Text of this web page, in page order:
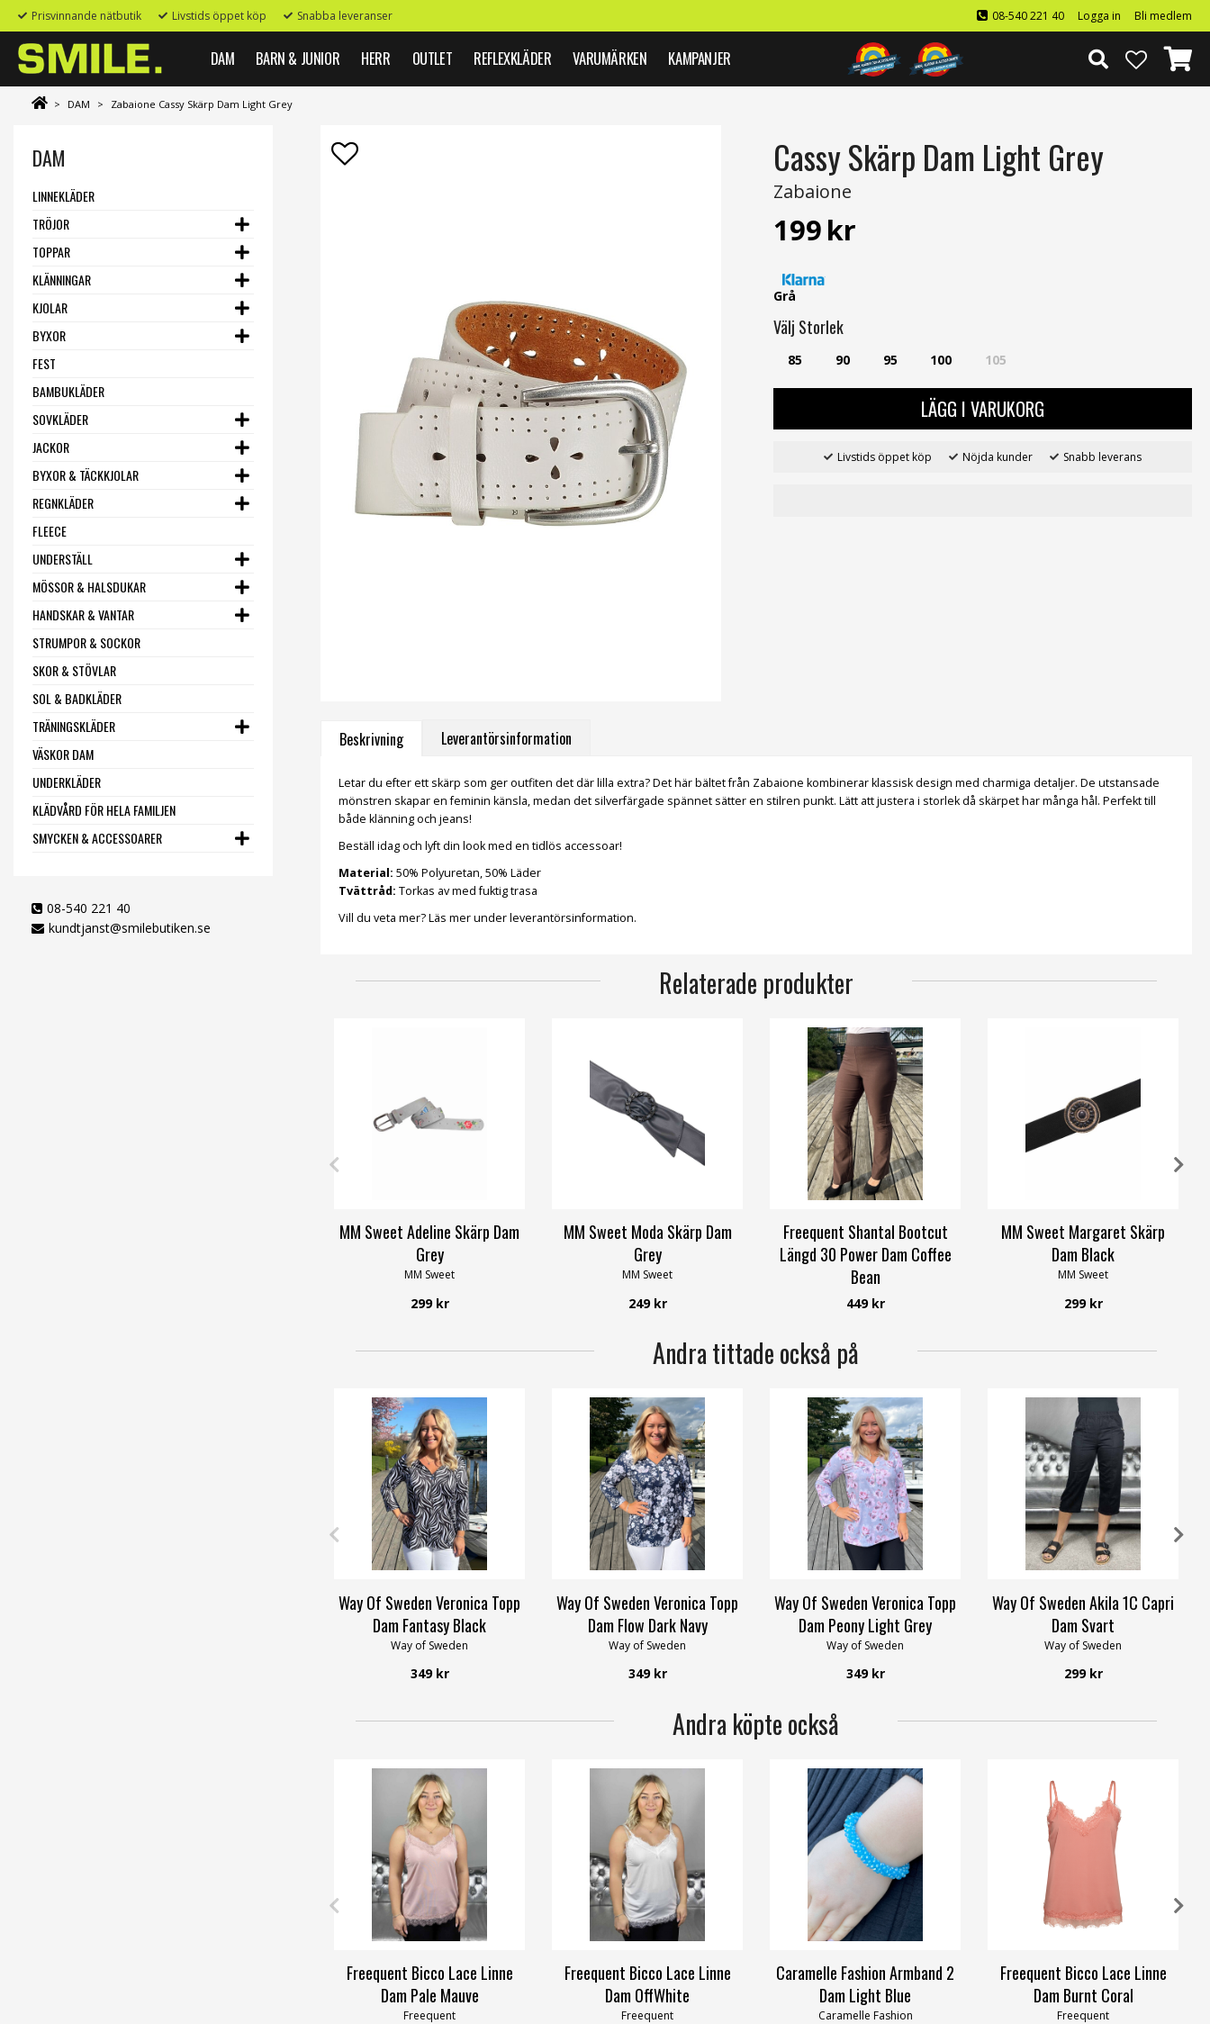
Prisvinnande nätbutik Livstids öppet köp Snabba leveranser 08-540 221 40 Logga in Bli medlem
DAM BARN & JUNIOR HERR OUTLET REFLEXKLÄDER VARUMÄRKEN KAMPANJER
> DAM > Zabaione Cassy Skärp Dam Light Grey
DAM
LINNEKLÄDER
TRÖJOR
TOPPAR
KLÄNNINGAR
KJOLAR
BYXOR
FEST
BAMBUKLÄDER
SOVKLÄDER
JACKOR
BYXOR & TÄCKKJOLAR
REGNKLÄDER
FLEECE
UNDERSTÄLL
MÖSSOR & HALSDUKAR
HANDSKAR & VANTAR
STRUMPOR & SOCKOR
SKOR & STÖVLAR
SOL & BADKLÄDER
TRÄNINGSKLÄDER
VÄSKOR DAM
UNDERKLÄDER
KLÄDVÅRD FÖR HELA FAMILJEN
SMYCKEN & ACCESSOARER
08-540 221 40
kundtjanst@smilebutiken.se
Cassy Skärp Dam Light Grey
Zabaione
199kr
Grå
Välj Storlek
85 90 95 100 105
LÄGG I VARUKORG
Livstids öppet köp Nöjda kunder Snabb leverans
Beskrivning Leverantörsinformation
Letar du efter ett skärp som ger outfiten det där lilla extra? Det här bältet från Zabaione kombinerar klassisk design med charmiga detaljer. De utstansade
mönstren skapar en feminin känsla, medan det silverfärgade spännet sätter en stilren punkt. Lätt att justera i storlek då skärpet har många hål. Perfekt till
både klänning och jeans!
Beställ idag och lyft din look med en tidlös accessoar!
Material: 50% Polyuretan, 50% Läder
Tvättråd: Torkas av med fuktig trasa
Vill du veta mer? Läs mer under leverantörsinformation.
Relaterade produkter
MM Sweet Adeline Skärp Dam
Grey
MM Sweet
299 kr
MM Sweet Moda Skärp Dam
Grey
MM Sweet
249 kr
Freequent Shantal Bootcut
Längd 30 Power Dam Coffee
Bean
Freequent
449 kr
MM Sweet Margaret Skärp
Dam Black
MM Sweet
299 kr
Andra tittade också på
Way Of Sweden Veronica Topp
Dam Fantasy Black
Way of Sweden
349 kr
Way Of Sweden Veronica Topp
Dam Flow Dark Navy
Way of Sweden
349 kr
Way Of Sweden Veronica Topp
Dam Peony Light Grey
Way of Sweden
349 kr
Way Of Sweden Akila 1C Capri
Dam Svart
Way of Sweden
299 kr
Andra köpte också
Freequent Bicco Lace Linne
Dam Pale Mauve
Freequent
Freequent Bicco Lace Linne
Dam OffWhite
Freequent
Caramelle Fashion Armband 2
Dam Light Blue
Caramelle Fashion
Freequent Bicco Lace Linne
Dam Burnt Coral
Freequent